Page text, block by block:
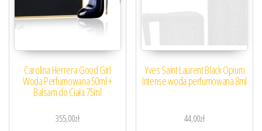
Carolina Herrera Good Girl
Woda Perfumowana 50ml +
Balsam do Ciała 75ml
355,00zł
Yves Saint Laurent Black Opium
Intense woda perfumowana 8ml
44,00zł